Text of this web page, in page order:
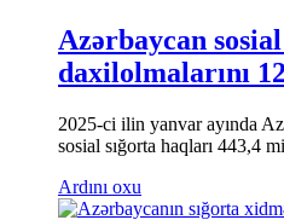
Azərbaycan
daxilolmalarını
2025-ci ilin yanvar ayında
sosial sığorta haqları 443,4
Ardını oxu